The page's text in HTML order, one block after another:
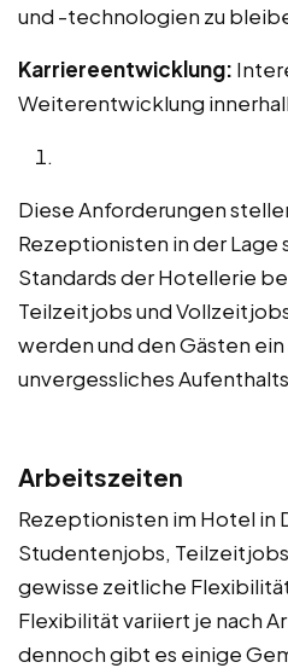
und -technologien zu
Karriereentwicklung:
Weiterentwicklung
Diese Anforderungen
Rezeptionisten in der Lage
Standards der Hotellerie
Teilzeitjobs und
werden und den Gästen
unvergessliches
Arbeitszeiten
Rezeptionisten im Hotel in
Studentenjobs,
gewisse zeitliche
Flexibilität variiert je nach
dennoch gibt es einige